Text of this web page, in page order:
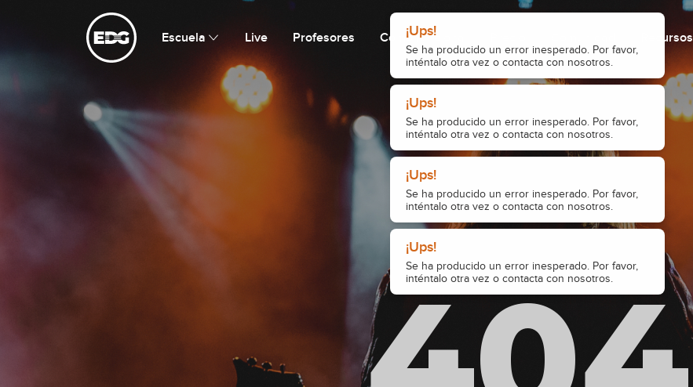
¡Ups!
Se ha producido un error inesperado. Por favor,
inténtalo otra vez o contacta con nosotros.
¡Ups!
Se ha producido un error inesperado. Por favor,
inténtalo otra vez o contacta con nosotros.
¡Ups!
Se ha producido un error inesperado. Por favor,
inténtalo otra vez o contacta con nosotros.
¡Ups!
Se ha producido un error inesperado. Por favor,
inténtalo otra vez o contacta con nosotros.
Escuela Live Profesores Cómo funciona Recursos
Escuela de Guitarristas